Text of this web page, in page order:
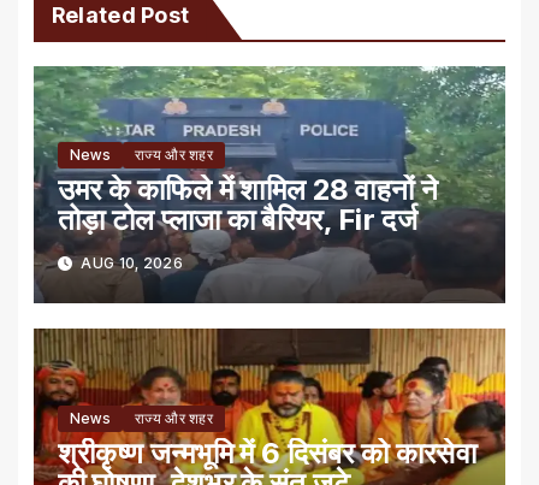
Related Post
News राज्य और शहर
उमर के काफिले में शामिल 28 वाहनों ने
तोड़ा टोल प्लाजा का बैरियर, Fir दर्ज
AUG 10, 2026
News राज्य और शहर
श्रीकृष्ण जन्मभूमि में 6 दिसंबर को कारसेवा